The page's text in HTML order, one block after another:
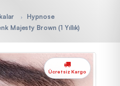
Hypnose
Majesty Brown (1 Yıllık)
Ücretsiz Kargo